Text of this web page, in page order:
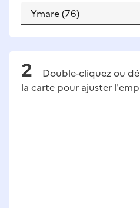
Double-cliquez ou
la carte pour ajuster